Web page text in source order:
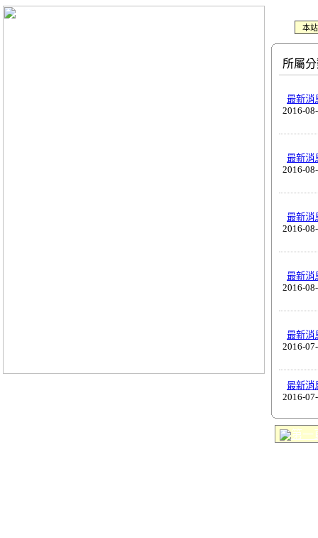
本
所屬
最新消
2016-
最新消
2016-
最新消
2016-
最新消
2016-
最新消
2016-
最新消
2016-